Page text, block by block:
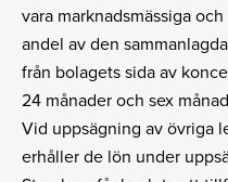
vara marknadsmässiga
andel av den
från bolagets sida av
24 månader och sex
Vid uppsägning av övriga
erhåller de lön under